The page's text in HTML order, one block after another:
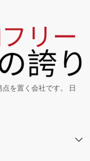
点を置く会社です。 日